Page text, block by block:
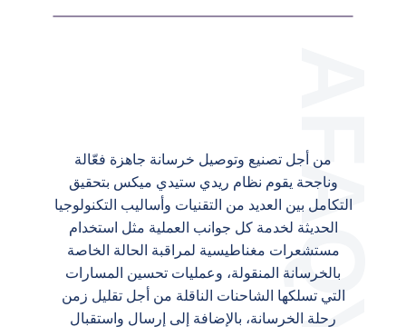
من أجل تصنيع وتوصيل خرسانة جاهزة فعّالة
وناجحة يقوم نظام ريدي ستيدي ميكس بتحقيق
التكامل بين العديد من التقنيات وأساليب التكنولوجيا
الحديثة لخدمة كل جوانب العملية مثل استخدام
مستشعرات مغناطيسية لمراقبة الحالة الخاصة
بالخرسانة المنقولة، وعمليات تحسين المسارات
التي تسلكها الشاحنات الناقلة من أجل تقليل زمن
رحلة الخرسانة، بالإضافة إلى إرسال واستقبال